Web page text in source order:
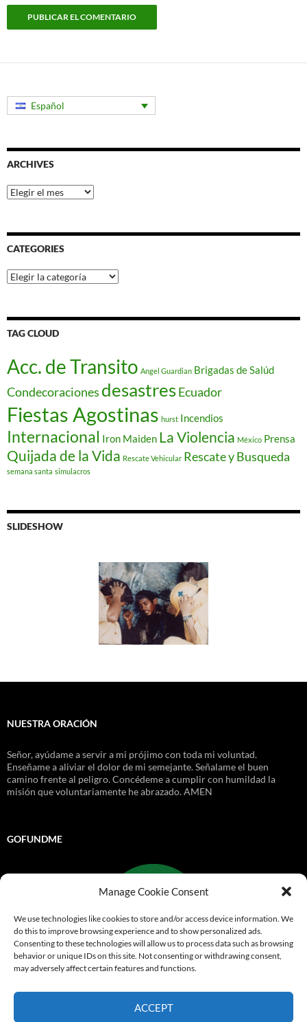
Manage Cookie Consent
We use technologies like cookies to store and/or access device information. We
do this to improve browsing experience and to show personalized ads.
Consenting to these technologies will allow us to process data such as browsing
behavior or unique IDs on this site. Not consenting or withdrawing consent,
may adversely affect certain features and functions.
ACCEPT
Español
ARCHIVES
Archives
CATEGORIES
Categories
TAG CLOUD
Acc. de Transito Angel Guardian Brigadas de Salúd
Condecoraciones desastresEcuador
Fiestas Agostinas hurst Incendios
Internacional Iron Maiden La Violencia México Prensa
Quijada de la Vida Rescate Vehicular Rescate y Busqueda
semana santa simulacros
SLIDESHOW
NUESTRA ORACIÓN
Señor, ayúdame a servir a mi prójimo con toda mi voluntad.
Enseñame a aliviar el dolor de mi semejante. Señalame el buen
camino frente al peligro. Concédeme a cumplir con humildad la
misión que voluntariamente he abrazado. AMEN
GOFUNDME